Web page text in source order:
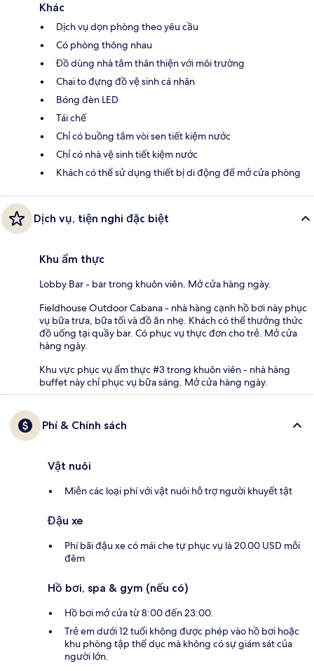
Khác
Dịch vụ dọn phòng theo yêu cầu
Có phòng thông nhau
Đồ dùng nhà tắm thân thiện với môi trường
Chai to đựng đồ vệ sinh cá nhân
Bóng đèn LED
Tái chế
Chỉ có buồng tắm vòi sen tiết kiệm nước
Chỉ có nhà vệ sinh tiết kiệm nước
Khách có thể sử dụng thiết bị di động để mở cửa phòng
Dịch vụ, tiện nghi đặc biệt
Khu ẩm thực
Lobby Bar - bar trong khuôn viên. Mở cửa hàng ngày.
Fieldhouse Outdoor Cabana - nhà hàng cạnh hồ bơi này phục
vụ bữa trưa, bữa tối và đồ ăn nhẹ. Khách có thể thưởng thức
đồ uống tại quầy bar. Có phục vụ thực đơn cho trẻ. Mở cửa
hàng ngày.
Khu vực phục vụ ẩm thực #3 trong khuôn viên - nhà hàng
buffet này chỉ phục vụ bữa sáng. Mở cửa hàng ngày.
Phí & Chính sách
Vật nuôi
Miễn các loại phí với vật nuôi hỗ trợ người khuyết tật
Đậu xe
Phí bãi đậu xe có mái che tự phục vụ là 20.00 USD mỗi
đêm
Hồ bơi, spa & gym (nếu có)
Hồ bơi mở cửa từ 8:00 đến 23:00.
Trẻ em dưới 12 tuổi không được phép vào hồ bơi hoặc
khu phòng tập thể dục mà không có sự giám sát của
người lớn.